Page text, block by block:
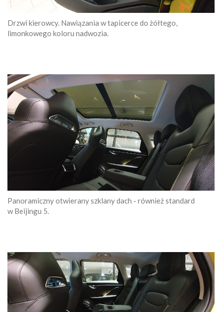
Drzwi kierowcy. Nawiązania w tapicerce do żółtego,
limonkowego koloru nadwozia.
Panoramiczny otwierany szklany dach - również standard
w Beijingu 5.